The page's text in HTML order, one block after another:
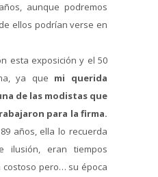
aunque podremos
ellos podrían verse en
esta exposición y el 50
ya que mi querida
de las modistas que
para la firma.
años, ella lo recuerda
ilusión, eran tiempos
pero… su época